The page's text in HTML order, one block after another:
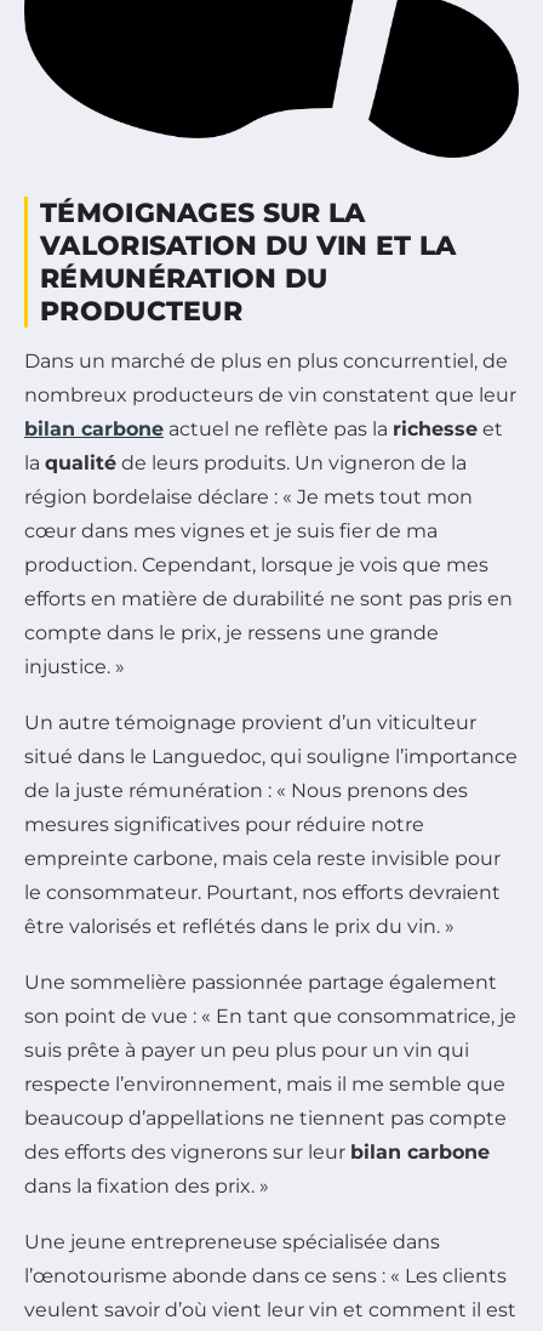
TÉMOIGNAGES SUR LA
VALORISATION DU VIN ET LA
RÉMUNÉRATION DU
PRODUCTEUR
Dans un marché de plus en plus concurrentiel, de
nombreux producteurs de vin constatent que leur
bilan carbone actuel ne reflète pas la richesse et
la qualité de leurs produits. Un vigneron de la
région bordelaise déclare : « Je mets tout mon
cœur dans mes vignes et je suis fier de ma
production. Cependant, lorsque je vois que mes
efforts en matière de durabilité ne sont pas pris en
compte dans le prix, je ressens une grande
injustice. »
Un autre témoignage provient d’un viticulteur
situé dans le Languedoc, qui souligne l’importance
de la juste rémunération : « Nous prenons des
mesures significatives pour réduire notre
empreinte carbone, mais cela reste invisible pour
le consommateur. Pourtant, nos efforts devraient
être valorisés et reflétés dans le prix du vin. »
Une sommelière passionnée partage également
son point de vue : « En tant que consommatrice, je
suis prête à payer un peu plus pour un vin qui
respecte l’environnement, mais il me semble que
beaucoup d’appellations ne tiennent pas compte
des efforts des vignerons sur leur bilan carbone
dans la fixation des prix. »
Une jeune entrepreneuse spécialisée dans
l’œnotourisme abonde dans ce sens : « Les clients
veulent savoir d’où vient leur vin et comment il est